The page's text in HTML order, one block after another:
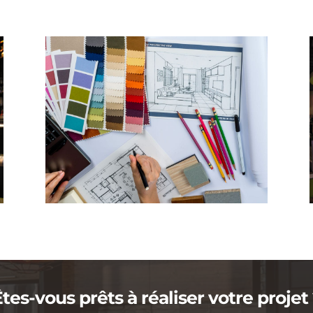
vous prêts à réaliser votre projet